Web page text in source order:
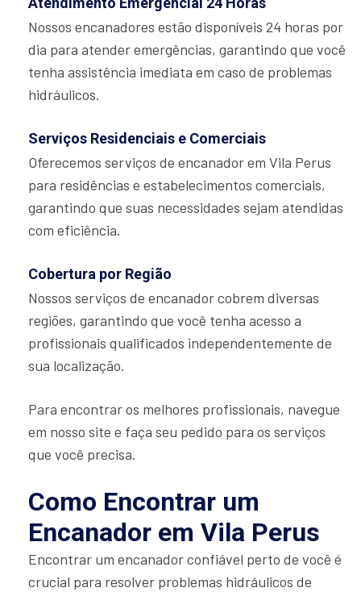
Nossos encanadores estão disponíveis 24 horas por
dia para atender emergências, garantindo que você
tenha assistência imediata em caso de problemas
hidráulicos.
Serviços Residenciais e Comerciais
Oferecemos serviços de encanador em Vila Perus
para residências e estabelecimentos comerciais,
garantindo que suas necessidades sejam atendidas
com eficiência.
Cobertura por Região
Nossos serviços de encanador cobrem diversas
regiões, garantindo que você tenha acesso a
profissionais qualificados independentemente de
sua localização.
Para encontrar os melhores profissionais, navegue
em nosso site e faça seu pedido para os serviços
que você precisa.
Como Encontrar um
Encanador em Vila Perus
Encontrar um encanador confiável perto de você é
crucial para resolver problemas hidráulicos de